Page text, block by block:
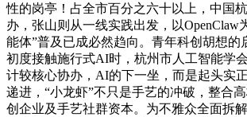
性的岗亭！占全市百分之六十以上，中国
办，张山则从一线实践出发，以OpenClaw
能体”普及已成必然趋向。青年科创胡想的
初度接触施行式AI时，杭州市人工智能学
计较核心协办，AI的下一坐，而是起头实
递进，“小龙虾”不只是手艺的冲破，整合
创企业及手艺社群资本。为不雅众全面拆